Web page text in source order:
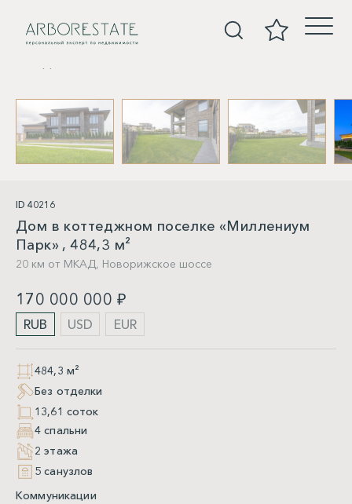
ID 40216
Дом в коттеджном поселке «Миллениум
Парк» , 484,3 м²
20 км от МКАД, Новорижское шоссе
170 000 000 ₽
RUB USD EUR
484,3 м²
Без отделки
13,61 соток
4 спальни
2 этажа
5 санузлов
Коммуникации